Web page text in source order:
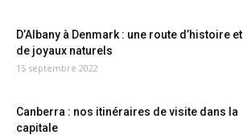
D’Albany à Denmark : une route d’histoire et
de joyaux naturels
15 septembre 2022
Canberra : nos itinéraires de visite dans la
capitale